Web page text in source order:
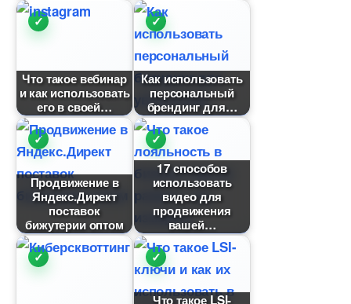
Что такое вебинар
и как использовать
его в своей
Как использовать
персональный
рендинг для
Продвижение
Яндекс.Директ
поставок
ижутерии оптом
17 способо
использовать
идео для
продвижения
ашей
Что такое LSI-